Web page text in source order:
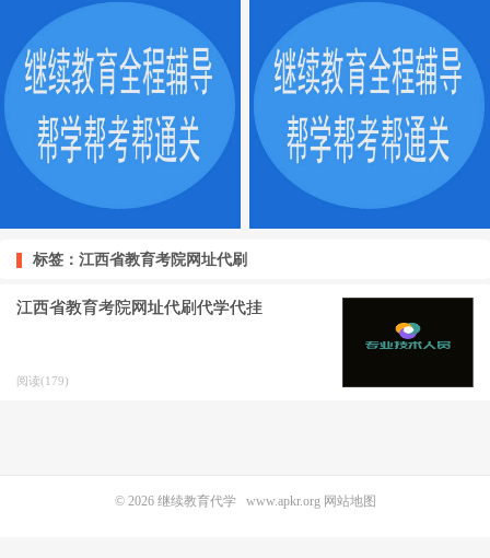
标签：江西省教育考院网址代刷
江西省教育考院网址代刷代学代挂
阅读(179)
© 2026 继续教育代学 www.apkr.org 网站地图